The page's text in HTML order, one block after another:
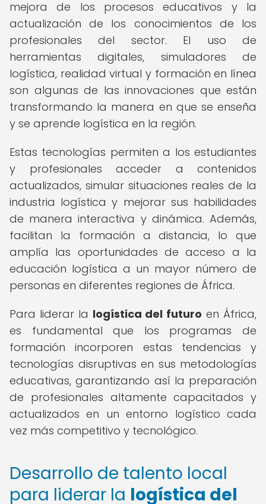
mejora de los procesos educativos y la
actualización de los conocimientos de los
profesionales del sector. El uso de
herramientas digitales, simuladores de
logística, realidad virtual y formación en línea
son algunas de las innovaciones que están
transformando la manera en que se enseña
y se aprende logística en la región.
Estas tecnologías permiten a los estudiantes
y profesionales acceder a contenidos
actualizados, simular situaciones reales de la
industria logística y mejorar sus habilidades
de manera interactiva y dinámica. Además,
facilitan la formación a distancia, lo que
amplía las oportunidades de acceso a la
educación logística a un mayor número de
personas en diferentes regiones de África.
Para liderar la logística del futuro en África,
es fundamental que los programas de
formación incorporen estas tendencias y
tecnologías disruptivas en sus metodologías
educativas, garantizando así la preparación
de profesionales altamente capacitados y
actualizados en un entorno logístico cada
vez más competitivo y tecnológico.
Desarrollo de talento local
para liderar la logística del